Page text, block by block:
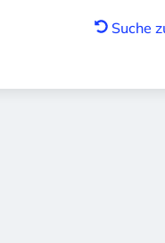
Suche